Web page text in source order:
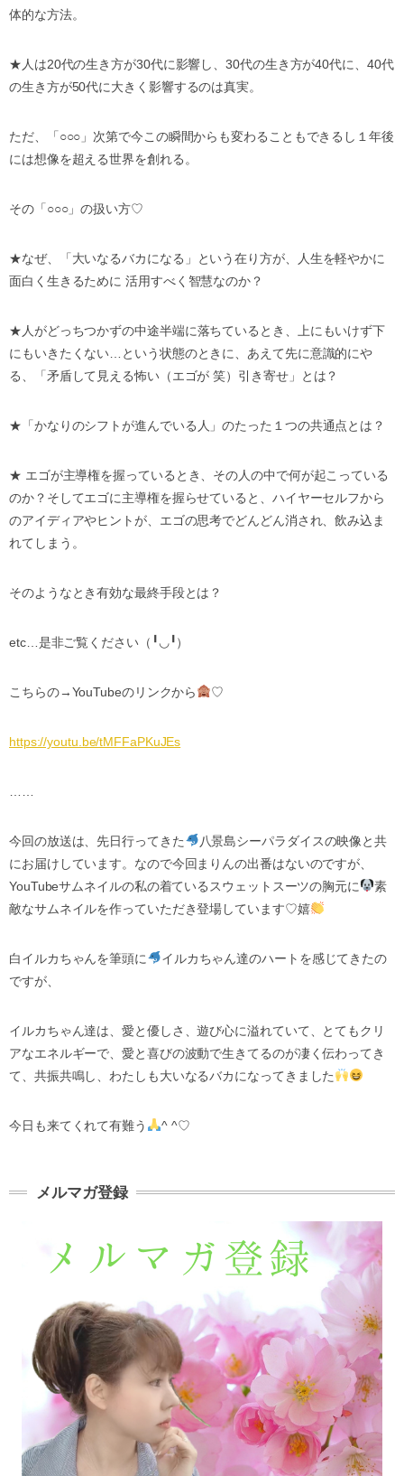
体的な方法。
★ 人は20代の生き方が30代に影響し、30代の生き方が40代に、 40代
の生き方が50代に大きく影響するのは真実。
ただ、「○○○ 」次第で今この瞬間からも変わることもできるし１年後
には想像を超える世界を創れる。
その「○○○」の扱い方♡
★なぜ、「大いなるバカになる」という在り方が、人生を軽やかに
面白く生きるために 活用すべく智慧なのか？
★ 人がどっちつかずの中途半端に落ちているとき、上にもいけず下
にもいきたくない
という状態のときに、あえて先に意識的にや
る、「矛盾して見える怖い（エゴが 笑）引き寄せ」とは？
★ 「かなりのシフトが進んでいる人」のたった１つの共通点とは？
★ エゴが主導権を握っているとき、その人の中で何が起こっている
のか？そしてエゴに主導権を握らせていると、ハイヤーセルフから
のアイディアやヒントが、エゴの思考でどんどん消され、飲み込ま
れてしまう。
そのようなとき有効な最終手段とは？
etc… 是非ご覧ください（ ╹◡╹）
こちらの→YouTubeのリンクから ♡
https://youtu.be/tMFFaPKuJEs
今回の放送は、先日行ってきた
八景島シーパラダイスの映像と共
にお届けしています。なので今回まりんの出番はないのですが、
YouTubeサムネイルの私の着ているスウェットスーツの胸元に
素
敵なサムネイルを作っていただき登場しています♡嬉
白イルカちゃんを筆頭に
イルカちゃん達のハートを感じてきたの
ですが、
イルカちゃん達は、愛と優しさ、遊び心に溢れていて、とてもクリ
アなエネルギーで、愛と喜びの波動で生きてるのが凄く伝わってき
て、共振共鳴し、わたしも大いなるバカになってきました
今日も来てくれて有難う ^ ^♡
メルマガ登録